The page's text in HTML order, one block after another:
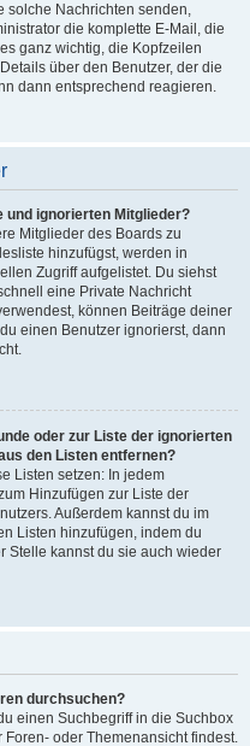
solche Nachrichten senden,
die komplette E-Mail, die
ganz wichtig, die Kopfzeilen
über den Benutzer, der die
dann entsprechend reagieren.
und ignorierten Mitglieder?
Mitglieder des Boards zu
hinzufügst, werden in
Zugriff aufgelistet. Du siehst
eine Private Nachricht
können Beiträge deiner
einen Benutzer ignorierst, dann
oder zur Liste der ignorierten
den Listen entfernen?
Listen setzen: In jedem
Hinzufügen zur Liste der
Außerdem kannst du im
Listen hinzufügen, indem du
Stelle kannst du sie auch wieder
durchsuchen?
einen Suchbegriff in die Suchbox
oder Themenansicht findest.